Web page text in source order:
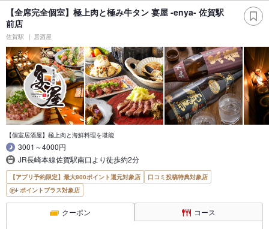
【全席完全個室】極上肉と極み牛タン 宴屋 -enya- 佐賀駅
前店
佐賀駅 居酒屋
【個室居酒屋】極上肉と海鮮料理を堪能
3001～4000円
JR長崎本線佐賀駅南口より徒歩約2分
【アプリ予約限定】最大800ポイント還元対象店
口コミ投稿特典対象店
ポイントプラス対象店
クーポン コース